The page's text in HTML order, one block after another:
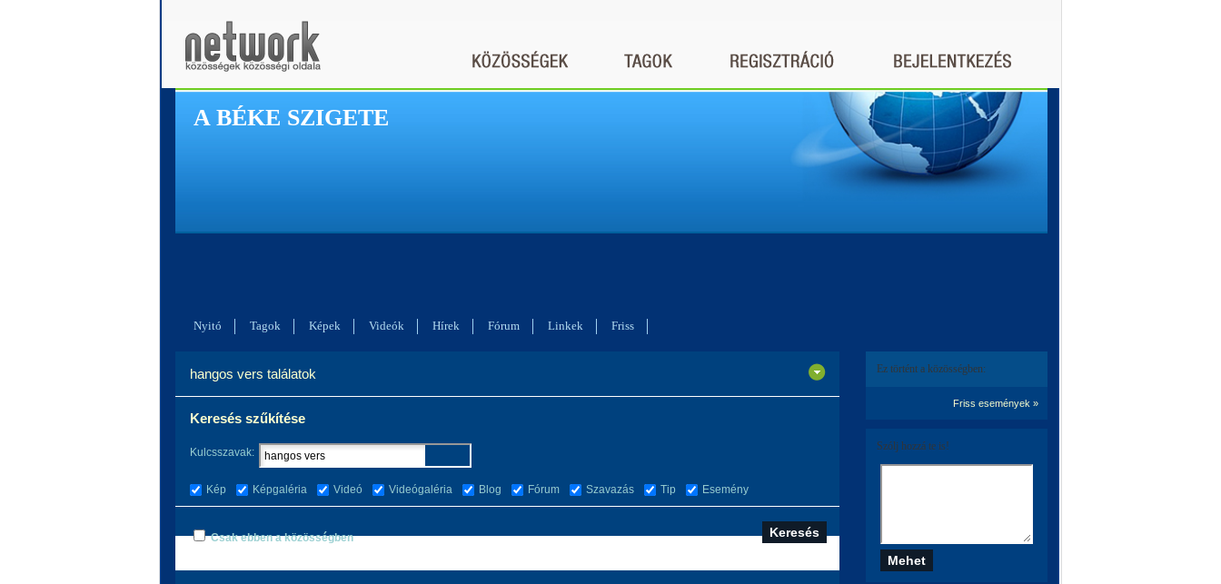
A BÉKE SZIGETE
Nyitó Tagok Képek Videók Hírek Fórum Linkek Friss
hangos vers találatok
Keresés szűkítése
Kulcsszavak:
Kép Képgaléria Videó Videógaléria Blog Fórum Szavazás Tip Esemény
Csak ebben a közösségben
Ez történt a közösségben:
Friss események »
Szólj hozzá te is!